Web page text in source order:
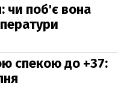
чи поб'є вона
спекою до +37: